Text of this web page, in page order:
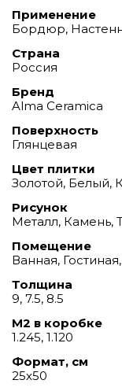
Применение
Бордюр,
Страна
Россия
Бренд
Alma Ceramica
Поверхность
Глянцевая
Цвет плитки
Золотой, Белый,
Рисунок
Металл, Камень,
Помещение
Ванная,
Толщина
9, 7.5, 8.5
М2 в коробке
1.245, 1.120
Формат, см
25х50